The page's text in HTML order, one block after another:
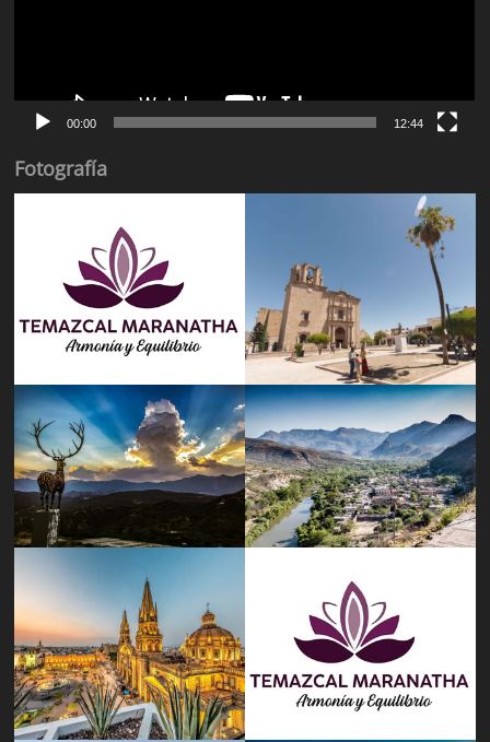
00:00 12:44
Fotografía